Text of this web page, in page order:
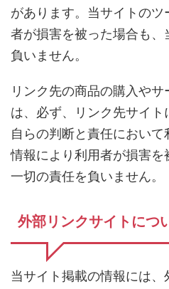
があります。当サイトの
者が損害を被った場合も
負いません。
リンク先の商品の購入や
は、必ず、リンク先サイト
自らの判断と責任におい
情報により利用者が損害
一切の責任を負いません。
外部リンクサイトにつ
当サイト掲載の情報には